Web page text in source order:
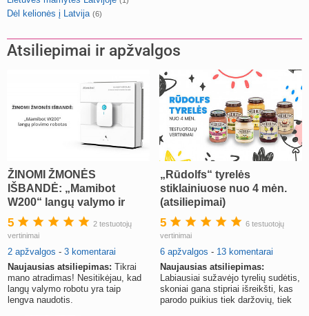
Dėl kelionės į Latvija (6)
Atsiliepimai ir apžvalgos
ŽINOMI ŽMONĖS
IŠBANDĖ: „Mamibot
W200“ langų valymo ir
siurbimo robotas
5
2 testuotojų
vertinimai
2 apžvalgos - 3 komentarai
Naujausias atsiliepimas: Tikrai
mano atradimas! Nesitikėjau, kad
langų valymo robotu yra taip
lengva naudotis.
„Rūdolfs“ tyrelės
stiklainiuose nuo 4 mėn.
(atsiliepimai)
5
6 testuotojų
vertinimai
6 apžvalgos - 13 komentarai
Naujausias atsiliepimas:
Labiausiai sužavėjo tyrelių sudėtis,
skoniai gana stipriai išreikšti, kas
parodo puikius tiek daržovių, tiek